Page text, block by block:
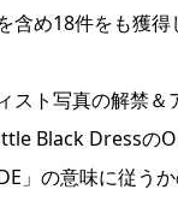
含め18件をも獲得
スト写真の解禁
Black Dressの
」の意味に従う